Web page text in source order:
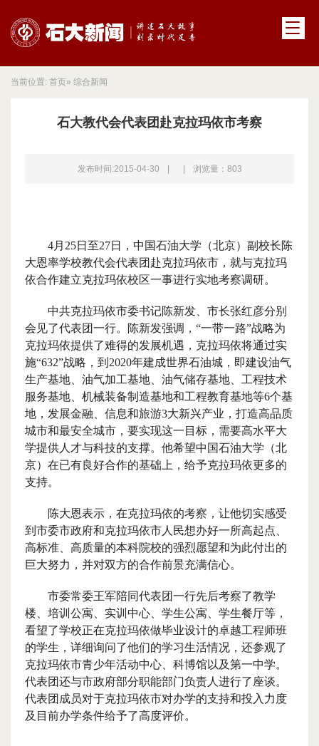
当前位置: 首页» 综合新闻
石大教代会代表团赴克拉玛依市考察
发布时间:2015-04-30 浏览量： 803
4月 25日至27日，中国石油大学（北京）副校长陈
大恩率学校教代会代表团赴克拉玛依市，就与克拉玛
依合作建立克拉玛依校区一事进行实地考察调研。
中共克拉玛依市委书记陈新发、市长张红彦分别
会见了代表团一行。陈新发强调，“一带一路”战略为
克拉玛依提供了难得的发展机遇，克拉玛依将通过实
施“632”战略，到 2020年建成世界石油城，即建设油气
生产基地、油气加工基地、油气储存基地、工程技术
服务基地、机械装备制造基地和工程教育基地等6个基
地，发展金融、信息和旅游3大新兴产业，打造高品质
城市和最安全城市，要实现这一目标，需要高水平大
学提供人才与科技的支撑。他希望中国石油大学（北
京）在已有良好合作的基础上，给予克拉玛依更多的
支持。
陈大恩表示，在克拉玛依的考察，让他切实感受
到市委市政府和克拉玛依市人民想办好一所高起点、
高标准、高质量的本科院校的强烈愿望和为此付出的
巨大努力，并对双方的合作前景充满信心。
市委常委王军陪同代表团一行先后考察了教学
楼、培训公寓、实训中心、学生公寓、学生餐厅等，
看望了学校正在克拉玛依做毕业设计的卓越工程师班
的学生，详细询问了他们的学习生活情况，还参观了
克拉玛依市青少年活动中心、科博馆以及第一中学。
代表团还与市政府部分职能部门负责人进行了座谈。
代表团成员对于克拉玛依市对办学的支持和投入力度
及目前办学条件给予了高度评价。